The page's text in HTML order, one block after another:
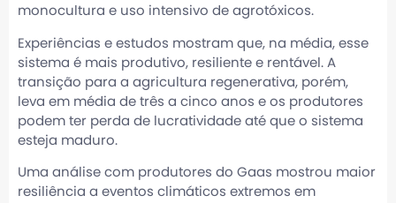
monocultura e uso intensivo de agrotóxicos.
Experiências e estudos mostram que, na média, esse
sistema é mais produtivo, resiliente e rentável. A
transição para a agricultura regenerativa, porém,
leva em média de três a cinco anos e os produtores
podem ter perda de lucratividade até que o sistema
esteja maduro.
Uma análise com produtores do Gaas mostrou maior
resiliência a eventos climáticos extremos em